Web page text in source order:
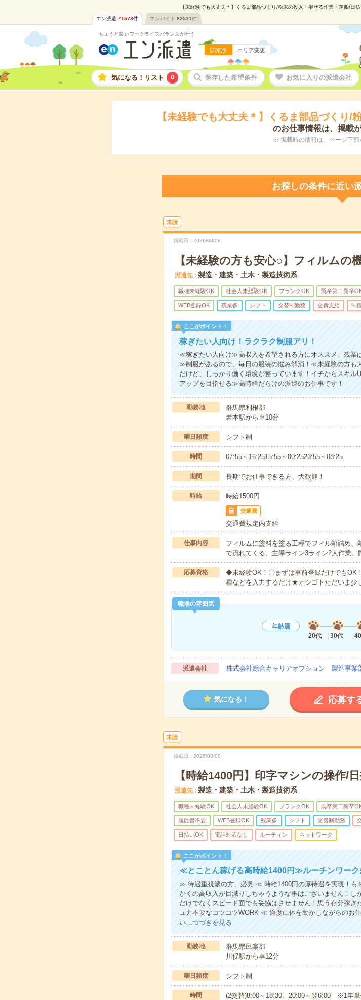
【未経験でも大丈夫＊】くるま部品づくり/粉末の投入・混ぜる作業・運搬/
エン派遣 71573件 エンバイト 82531件
ちょうど良いワークライフバランスが叶う
関東版 エリア変更
気になる！リスト 0 保存した希望条件 お気に入りの派遣会社
【未経験でも大丈夫＊】くるま部品づくり
のお仕事情報は、掲載
※ 掲載時の情報は、ページ下部
お探しの条件に近い
未読
掲載日 2026/08/08
【未経験の方も安心○】フィルムの
派遣先 製造・建築・土木・製造技術系
職種未経験OK 社会人未経験OK ブランクOK 既卒第二新卒
WEB登録OK 残業多 シフト 交替制勤務 交費支給 制
ここがポイント！
稼ぎたい人向け！ラクラク制服アリ！
≪稼ぎたい人向け≫高収入を希望される方にオススメ。残業
≫制服があるので、毎日の服装の悩み解消！≪未経験の方も
だけど、しっかり働く環境が整っています！イチからスキ
アップを目指せる≫高時給だらけの派遣のお仕事です！
勤務地
群馬県利根郡
岩本駅から車10分
曜日頻度 シフト制
時間 07:55～16:2515:55～00:2523:55～08:25
期間 長期でお仕事できる方、大歓迎！
時給 時給1500円
交通費
交通費規定内支給
仕事内容
フィルムに塗料を塗る工程でフィル箱詰め
で流れてくる。主導ライン3ライン2人作業
応募資格
◆未経験OK！〇まずは事前登録だけでもOK
種などを入力するだけ★オシゴトただいま少
職場の雰囲気
年齢層
20代
30代
派遣会社 株式会社綜合キャリアオプション 製造事業
気になる！ 応募す
未読
掲載日 2026/08/08
【時給1400円】印字マシンの操作/
派遣先 製造・建築・土木・製造技術系
職種未経験OK 社会人未経験OK ブランクOK 既卒第二新卒
履歴書不要 WEB登録OK 残業多 シフト 交替制勤務
日払いOK 電話対応なし ルーティン ネットワーク
ここがポイント！
≪とことん稼げる高時給1400円≫ルーチンワーク
≫ 待遇重視派の方、必見 ≪ 時給1400円の厚待遇を実現！も
かくの高収入が目減りしちゃうような事はございません！
だけでなくスピード面でも妥協はさせません！思う存分稼
ュ力不要なコツコツWORK ≪ 適度に体を動かしながらのお
い…つづきを見る
勤務地
群馬県邑楽郡
川俣駅から車12分
曜日頻度 シフト制
時間 (2交替)8:00～18:30、20:00～翌6:00 ※1年単